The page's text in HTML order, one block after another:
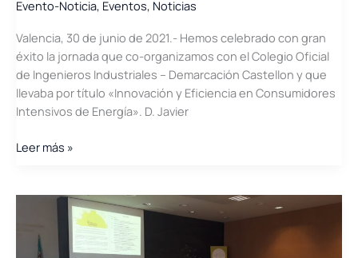
el
II
Congreso
de
Energía
Castellón
Evento-Noticia, Eventos, Noticias
Valencia, 30 de junio de 2021.- Hemos celebrado con gran
éxito la jornada que co-organizamos con el Colegio Oficial
de Ingenieros Industriales – Demarcación Castellon y que
llevaba por título «Innovación y Eficiencia en Consumidores
Intensivos de Energía». D. Javier
Celebrada
«Innovación
Eficiencia
Leer más »